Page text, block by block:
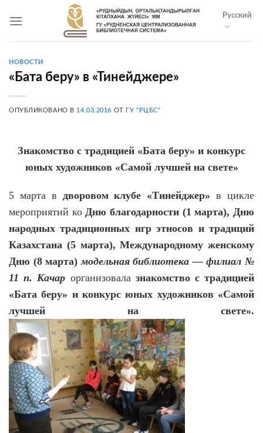
Русский
НОВОСТИ
«Бата беру» в «Тинейджере»
ОПУБЛИКОВАНО В 14.03.2016 ОТ ГУ "РЦБС"
Знакомство с традицией «Бата беру» и конкурс
юных художников «Самой лучшей на свете»
5 марта в дворовом клубе «Тинейджер»в цикле
мероприятий коДню благодарности (1 марта), Дню
народных традиционных игр этносов и традиций
Казахстана (5 марта), Международному женскому
Дню (8 марта)модельнаябиблиотека — филиал №
11 п. Качар организовала знакомство с традицией
«Бата беру» и конкурс юных художников «Самой
лучшей на свете».